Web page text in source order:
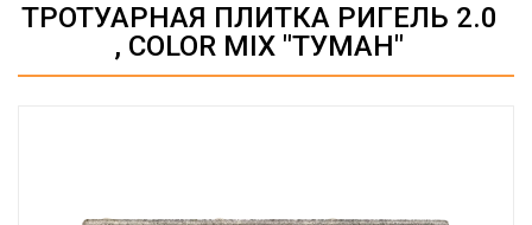
ТРОТУАРНАЯ ПЛИТКА РИГЕЛЬ 2.0
, COLOR MIX "ТУМАН"